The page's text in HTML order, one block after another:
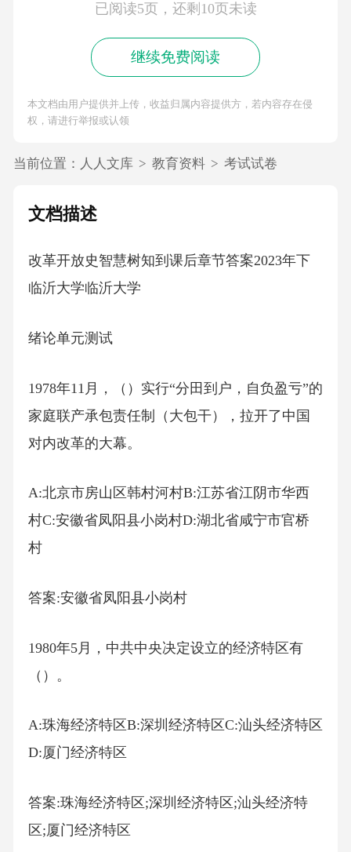
已阅读5页，还剩10页未读
继续免费阅读
本文档由用户提供并上传，收益归属内容提供方，若内容存在侵
权，请进行举报或认领
当前位置： 人人文库 > 教育资料 > 考试试卷
文档描述
改革开放史智慧树知到课后章节答案2023年下
临沂大学临沂大学
绪论单元测试
1978年11月，（）实行“分田到户，自负盈亏”的
家庭联产承包责任制（大包干），拉开了中国
对内改革的大幕。
A:北京市房山区韩村河村B:江苏省江阴市华西
村C:安徽省凤阳县小岗村D:湖北省咸宁市官桥
村
答案:安徽省凤阳县小岗村
1980年5月，中共中央决定设立的经济特区有
（）。
A:珠海经济特区B:深圳经济特区C:汕头经济特区
D:厦门经济特区
答案:珠海经济特区;深圳经济特区;汕头经济特
区;厦门经济特区